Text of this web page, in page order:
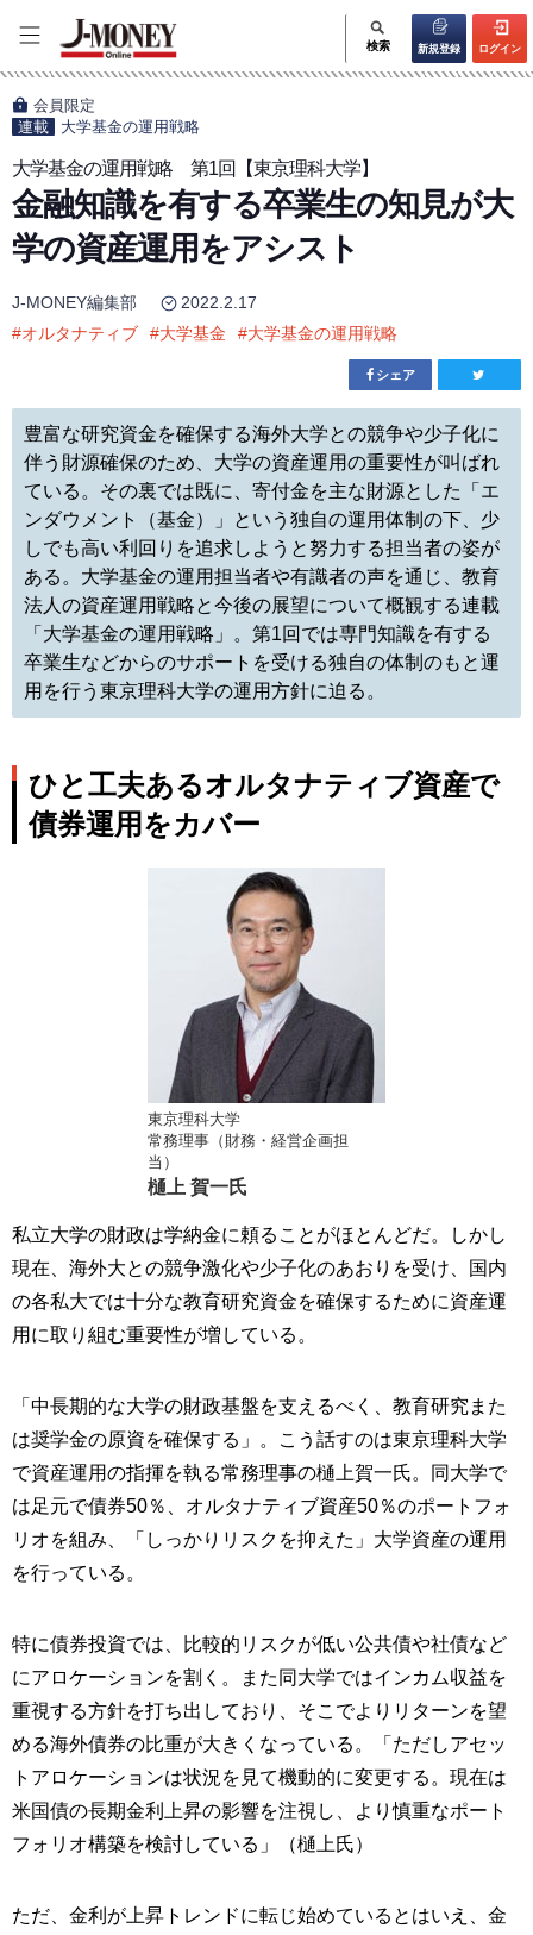
検索 新規登録 ログイン
会員限定
連載
大学基金の運用戦略
大学基金の運用戦略 第1回【東京理科大学】
金融知識を有する卒業生の知見が大
学の資産運用をアシスト
J-MONEY編集部
2022.2.17
#オルタナティブ #大学基金 #大学基金の運用戦略
シェア
豊富な研究資金を確保する海外大学との競争や少子化に
伴う財源確保のため、大学の資産運用の重要性が叫ばれ
ている。その裏では既に、寄付金を主な財源とした「エ
ンダウメント（基金）」という独自の運用体制の下、少
しでも高い利回りを追求しようと努力する担当者の姿が
ある。大学基金の運用担当者や有識者の声を通じ、教育
法人の資産運用戦略と今後の展望について概観する連載
「大学基金の運用戦略」。第1回では専門知識を有する
卒業生などからのサポートを受ける独自の体制のもと運
用を行う東京理科大学の運用方針に迫る。
ひと工夫あるオルタナティブ資産で
債券運用をカバー
東京理科大学
常務理事（財務・経営企画担
当）
樋上 賀一氏
私立大学の財政は学納金に頼ることがほとんどだ。しかし
現在、海外大との競争激化や少子化のあおりを受け、国内
の各私大では十分な教育研究資金を確保するために資産運
用に取り組む重要性が増している。
「中長期的な大学の財政基盤を支えるべく、教育研究また
は奨学金の原資を確保する」。こう話すのは東京理科大学
で資産運用の指揮を執る常務理事の樋上賀一氏。同大学で
は足元で債券50％、オルタナティブ資産50％のポートフォ
リオを組み、「しっかりリスクを抑えた」大学資産の運用
を行っている。
特に債券投資では、比較的リスクが低い公共債や社債など
にアロケーションを割く。また同大学ではインカム収益を
重視する方針を打ち出しており、そこでよりリターンを望
める海外債券の比重が大きくなっている。「ただしアセッ
トアロケーションは状況を見て機動的に変更する。現在は
米国債の長期金利上昇の影響を注視し、より慎重なポート
フォリオ構築を検討している」（樋上氏）
ただ、金利が上昇トレンドに転じ始めているとはいえ、金